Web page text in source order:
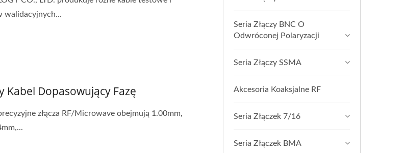
walidacyjnych...
Kabel Dopasowujący Fazę
złącza RF/Microwave obejmują 1.00mm,
Seria Złączy BNC O
Odwróconej Polaryzacji
Seria Złączy SSMA
Akcesoria Koaksjalne RF
Seria Złączek 7/16
Seria Złączek BMA